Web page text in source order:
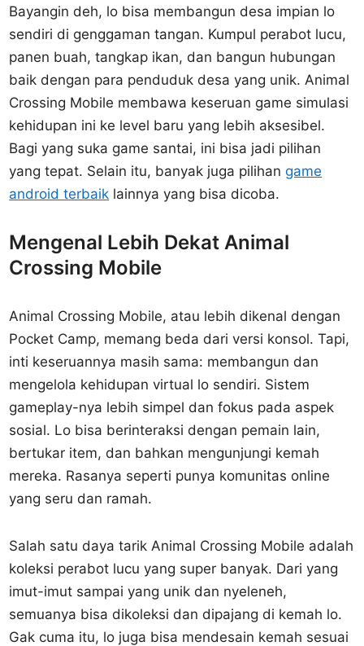
Bayangin deh, lo bisa membangun desa impian lo
sendiri di genggaman tangan. Kumpul perabot lucu,
panen buah, tangkap ikan, dan bangun hubungan
baik dengan para penduduk desa yang unik. Animal
Crossing Mobile membawa keseruan game simulasi
kehidupan ini ke level baru yang lebih aksesibel.
Bagi yang suka game santai, ini bisa jadi pilihan
yang tepat. Selain itu, banyak juga pilihangame
android terbaik lainnya yang bisa dicoba.
Mengenal Lebih Dekat Animal
Crossing Mobile
Animal Crossing Mobile, atau lebih dikenal dengan
Pocket Camp, memang beda dari versi konsol. Tapi,
inti keseruannya masih sama: membangun dan
mengelola kehidupan virtual lo sendiri. Sistem
gameplay-nya lebih simpel dan fokus pada aspek
sosial. Lo bisa berinteraksi dengan pemain lain,
bertukar item, dan bahkan mengunjungi kemah
mereka. Rasanya seperti punya komunitas online
yang seru dan ramah.
Salah satu daya tarik Animal Crossing Mobile adalah
koleksi perabot lucu yang super banyak. Dari yang
imut-imut sampai yang unik dan nyeleneh,
semuanya bisa dikoleksi dan dipajang di kemah lo.
Gak cuma itu, lo juga bisa mendesain kemah sesuai